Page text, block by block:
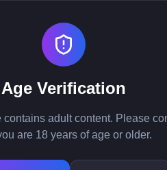
Age Verification
contains adult content. Please
are 18 years of age or older.
Roommate
Bli med
kombinerer